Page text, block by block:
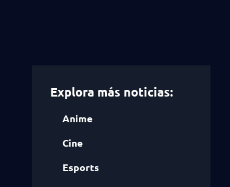
Explora más noticias:
Anime
Cine
Esports